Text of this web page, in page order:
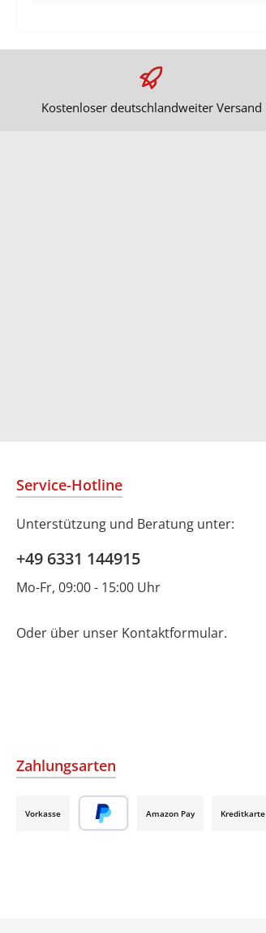
Kostenloser deutschlandweiter Versand
Service-Hotline
Unterstützung und Beratung unter:
+49 6331 144915
Mo-Fr, 09:00 - 15:00 Uhr
Oder über unser Kontaktformular.
Zahlungsarten
Vorkasse Amazon Pay Kreditkarte